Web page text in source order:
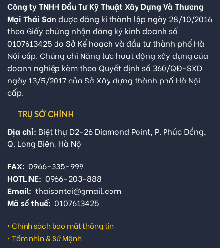
Công ty TNHH Đầu Tư Kỹ Thuật Xây Dựng Và Thương
Mại Thái Sơn được đăng kí thành lập ngày 28/10/2016
theo Giấy chứng nhận đăng ký kinh doanh số
0107613425 do Sở Kế hoạch và đầu tư thành phố Hà
Nội cấp. Chứng chỉ Năng lực hoạt động xây dựng của
doanh nghiệp kèm theo Quyết định số 360/QĐ-SXD
ngày 13/5/2017 của Sở Xây dựng thành phố Hà Nội
cấp.
TRỤ SỞ CHÍNH
Địa chỉ: Biệt thự D2-26 Diamond Point, P. Phúc Đồng,
Q. Long Biên, Hà Nội
FAX: 0966-335-999
HOTLINE: 0966-203-888
Email: thaisontci@gmail.com
Mã số thuế: 0107613425
• Chính sách bảo mật thông tin
• Tầm nhìn & Sứ Mệnh